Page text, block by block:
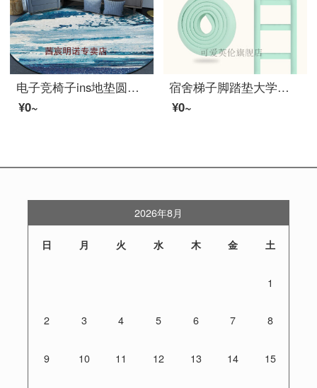
电子竞椅子ins地垫圆形家庭用电脑椅子垫卧室脚垫茶几吊篮垫吸水防滑面大海72圆形直径80センチメートル
¥0~
宿舍梯子脚踏垫大学生楼梯踏步垫寝室神器上下铺床脚垫海绵爬梯子防滑脚踏垫定制 加厚-浅绿 适合方形圆形 2米4米胶
¥0~
2026年8月
日 月 火 水 木 金 土
1
2 3 4 5 6 7 8
9 10 11 12 13 14 15